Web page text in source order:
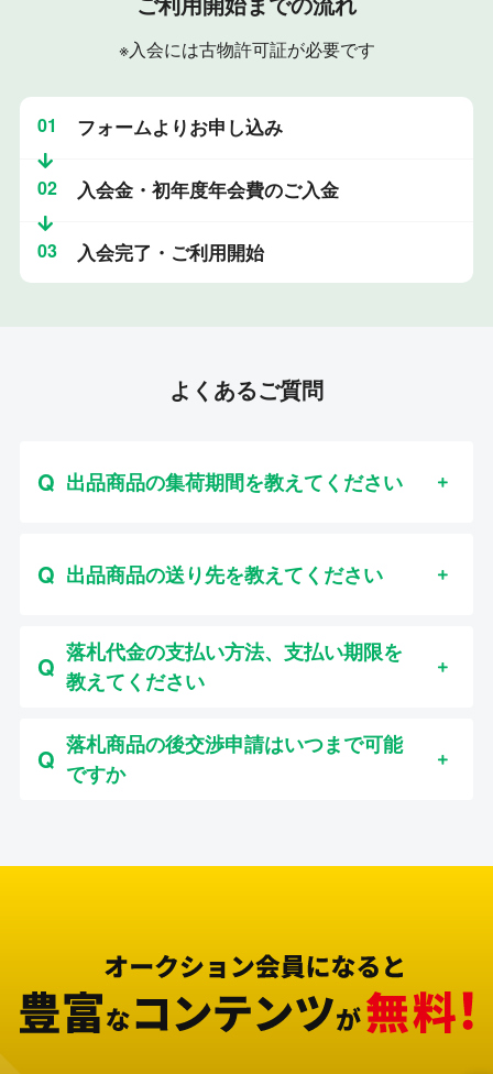
※入会には古物許可証が必要です
01 フォームよりお申し込み
02 入会金・初年度年会費のご入金
03 入会完了・ご利用開始
よくあるご質問
出品商品の集荷期間を教えてください
出品商品の送り先を教えてください
落札代金の支払い方法、支払い期限を
教えてください
落札商品の後交渉申請はいつまで可能
ですか